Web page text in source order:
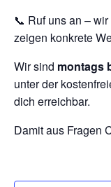
📞 Ruf uns an –
zeigen konkrete
Wir sind montags
unter der
dich erreichbar.
Damit aus Fragen